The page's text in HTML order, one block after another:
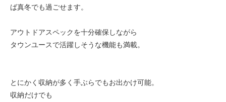
ば真冬でも過ごせます。
アウトドアスペックを十分確保しながら
タウンユースで活躍しそうな機能も満載。
とにかく収納が多く手ぶらでもお出かけ可能。
収納だけでも